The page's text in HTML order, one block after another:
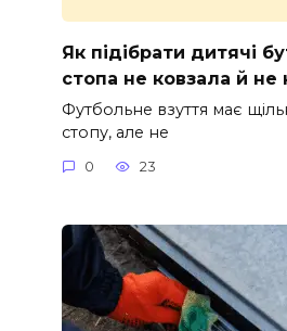
Як підібрати дитячі
стопа не ковзала й не
Футбольне взуття має
стопу, але не
0 23